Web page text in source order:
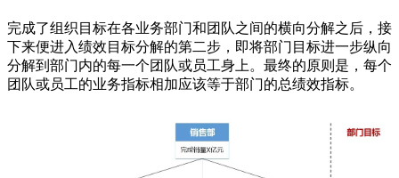
完成了组织目标在各业务部门和团队之间的横向分解之后，接
下来便进入绩效目标分解的第二步，即将部门目标进一步纵向
分解到部门内的每一个团队或员工身上。最终的原则是，每个
团队或员工的业务指标相加应该等于部门的总绩效指标。